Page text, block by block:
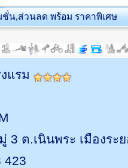
ชั่น,ส่วนลด พร้อม ราคาพิเศษ
แรม
3 ต.เนินพระ เมืองระ
423